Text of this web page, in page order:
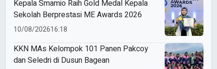
Kepala Smamio Raih Gold Medal Kepala
Sekolah Berprestasi ME Awards 2026
10/08/202616:18
KKN MAs Kelompok 101 Panen Pakcoy
dan Seledri di Dusun Bagean